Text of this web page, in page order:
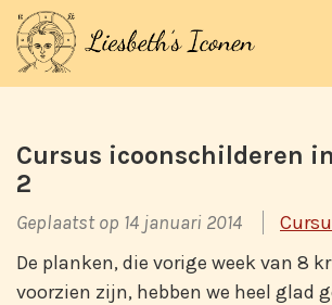
Cursus icoonschilderen
2
Geplaatst op 14 januari 2014
De planken, die vorige week van 8
voorzien zijn, hebben we heel glad